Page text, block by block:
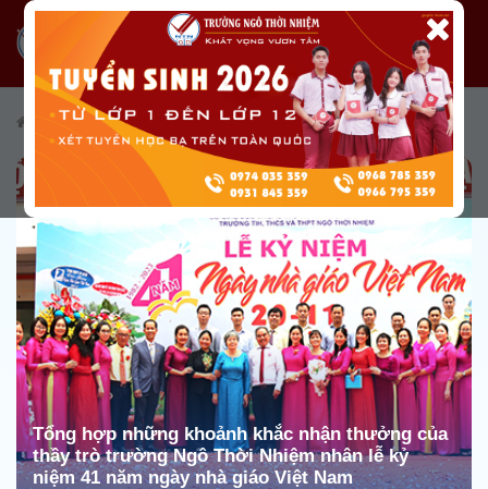
Tài nguyên/Truyền thông
Tổng hợp những khoảnh khắc nhận thưởng của
thầy trò trường Ngô Thời Nhiệm nhân lễ kỷ
niệm 41 năm ngày nhà giáo Việt Nam